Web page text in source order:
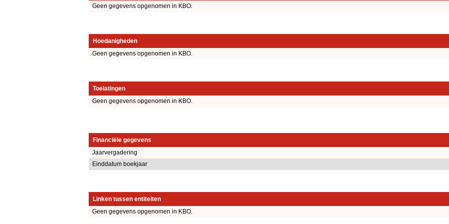
Geen gegevens opgenomen in KBO.
Hoedanigheden
Geen gegevens opgenomen in KBO.
Toelatingen
Geen gegevens opgenomen in KBO.
Financiële gegevens
Jaarvergadering
Einddatum boekjaar
Linken tussen entiteiten
Geen gegevens opgenomen in KBO.